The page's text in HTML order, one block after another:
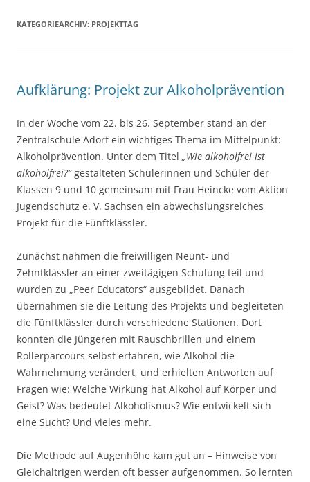
KATEGORIEARCHIV: PROJEKTTAG
Aufklärung: Projekt zur Alkoholprävention
In der Woche vom 22. bis 26. September stand an der
Zentralschule Adorf ein wichtiges Thema im Mittelpunkt:
Alkoholprävention. Unter dem Titel „Wie alkoholfrei ist
alkoholfrei?“gestalteten Schülerinnen und Schüler der
Klassen 9 und 10 gemeinsam mit Frau Heincke vom Aktion
Jugendschutz e. V. Sachsen ein abwechslungsreiches
Projekt für die Fünftklässler.
Zunächst nahmen die freiwilligen Neunt- und
Zehntklässler an einer zweitägigen Schulung teil und
wurden zu „Peer Educators“ ausgebildet. Danach
übernahmen sie die Leitung des Projekts und begleiteten
die Fünftklässler durch verschiedene Stationen. Dort
konnten die Jüngeren mit Rauschbrillen und einem
Rollerparcours selbst erfahren, wie Alkohol die
Wahrnehmung verändert, und erhielten Antworten auf
Fragen wie: Welche Wirkung hat Alkohol auf Körper und
Geist? Was bedeutet Alkoholismus? Wie entwickelt sich
eine Sucht? Und vieles mehr.
Die Methode auf Augenhöhe kam gut an – Hinweise von
Gleichaltrigen werden oft besser aufgenommen. So lernten